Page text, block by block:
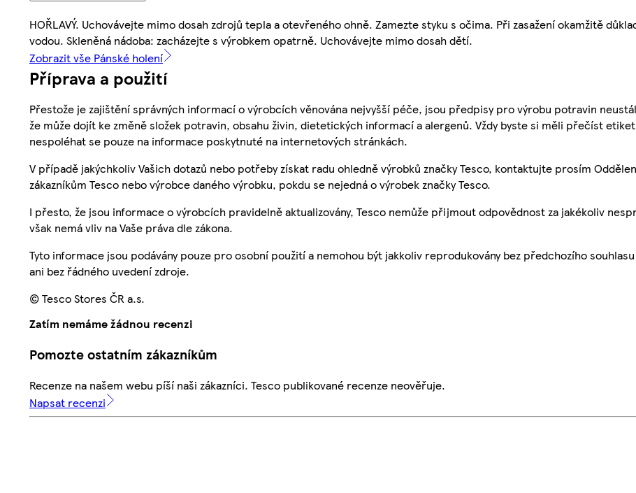
HOŘLAVÝ. Uchovávejte mimo dosah zdrojů tepla a otevřeného ohně. Zamezte styku s očima. Při zasažení okamžitě
vodou. Skleněná nádoba: zacházejte s výrobkem opatrně. Uchovávejte mimo dosah dětí.
Zobrazit vše Pánské holení
Příprava a použití
Přestože je zajištění správných informací o výrobcích věnována nejvyšší péče, jsou předpisy pro výrobu potravin
že může dojít ke změně složek potravin, obsahu živin, dietetických informací a alergenů. Vždy byste si měli přečíst
nespoléhat se pouze na informace poskytnuté na internetových stránkách.
V případě jakýchkoliv Vašich dotazů nebo potřeby získat radu ohledně výrobků značky Tesco, kontaktujte prosím
zákazníkům Tesco nebo výrobce daného výrobku, pokdu se nejedná o výrobek značky Tesco.
I přesto, že jsou informace o výrobcích pravidelně aktualizovány, Tesco nemůže přijmout odpovědnost za jakékoliv
však nemá vliv na Vaše práva dle zákona.
Tyto informace jsou podávány pouze pro osobní použití a nemohou být jakkoliv reprodukovány bez předchozího
ani bez řádného uvedení zdroje.
© Tesco Stores ČR a.s.
Zatím nemáme žádnou recenzi
Pomozte ostatním zákazníkům
Recenze na našem webu píší naši zákazníci. Tesco publikované recenze neověřuje.
Napsat recenzi